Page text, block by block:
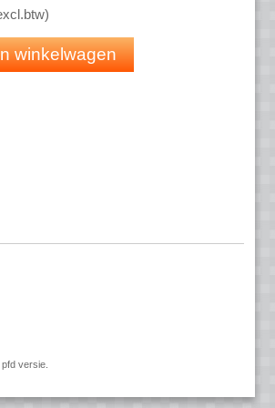
met 1 jaar Insight abonnement inbegrepen
)
winkelwagen
versie.